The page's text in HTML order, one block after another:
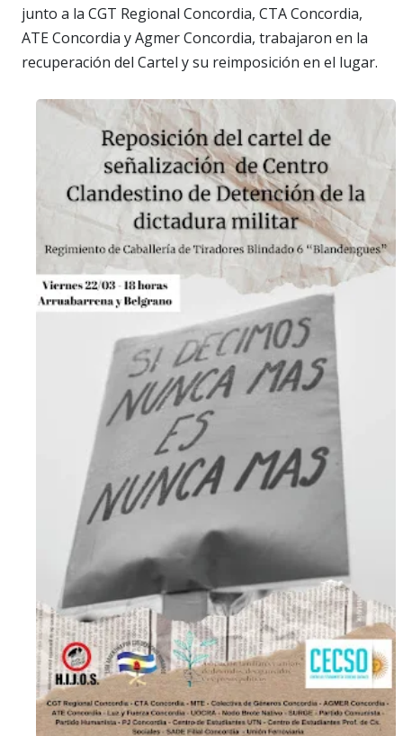
junto a la CGT Regional Concordia, CTA Concordia,
ATE Concordia y Agmer Concordia, trabajaron en la
recuperación del Cartel y su reimposición en el lugar.